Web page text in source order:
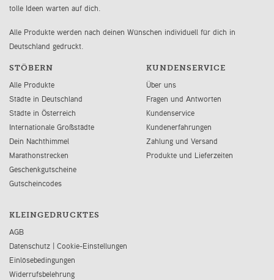
tolle Ideen warten auf dich.
Alle Produkte werden nach deinen Wünschen individuell für dich in
Deutschland gedruckt.
STÖBERN
Alle Produkte
Städte in Deutschland
Städte in Österreich
Internationale Großstädte
Dein Nachthimmel
Marathonstrecken
Geschenkgutscheine
Gutscheincodes
KUNDENSERVICE
Über uns
Fragen und Antworten
Kundenservice
Kundenerfahrungen
Zahlung und Versand
Produkte und Lieferzeiten
KLEINGEDRUCKTES
AGB
Datenschutz | Cookie-Einstellungen
Einlösebedingungen
Widerrufsbelehrung